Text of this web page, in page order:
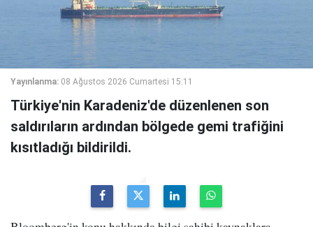
Yayınlanma: 08 Ağustos 2026 Cumartesi 15:11
Türkiye'nin Karadeniz'de düzenlenen son
saldırıların ardından bölgede gemi trafiğini
kısıtladığı bildirildi.